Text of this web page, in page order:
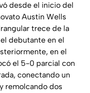
desde el inicio del
Austin Wells
trece de la
debutante en el
en el
el 5-0 parcial con
conectando un
remolcando dos